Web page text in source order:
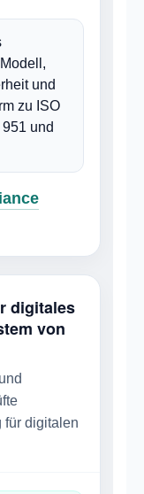
und
zu ISO
und
digitales
von
für digitalen